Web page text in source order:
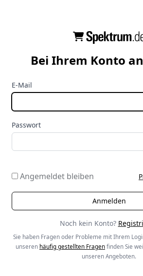
Bei Ihrem Konto
E-Mail
Passwort
Angemeldet bleiben
Noch kein Konto?
Sie haben Fragen oder Probleme mit Ihrem
unseren häufig gestellten Fragen finden Sie
unseren Angeboten.